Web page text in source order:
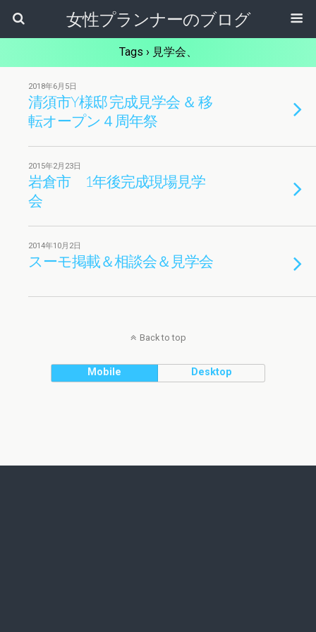
女性プランナーのブログ
Tags › 見学会、
2018年6月5日
清須市Y様邸 完成見学会 ＆ 移
転オープン４周年祭
2015年2月23日
岩倉市 1年後完成現場見学
会
2014年10月2日
スーモ掲載＆相談会＆見学会
Back to top
Mobile Desktop